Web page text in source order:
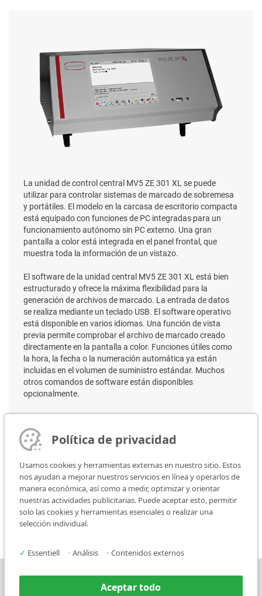
La unidad de control central MV5 ZE 301 XL se puede
utilizar para controlar sistemas de marcado de sobremesa
y portátiles. El modelo en la carcasa de escritorio compacta
está equipado con funciones de PC integradas para un
funcionamiento autónomo sin PC externo. Una gran
pantalla a color está integrada en el panel frontal, que
muestra toda la información de un vistazo.
El software de la unidad central MV5 ZE 301 XL está bien
estructurado y ofrece la máxima flexibilidad para la
generación de archivos de marcado. La entrada de datos
se realiza mediante un teclado USB. El software operativo
está disponible en varios idiomas. Una función de vista
previa permite comprobar el archivo de marcado creado
directamente en la pantalla a color. Funciones útiles como
la hora, la fecha o la numeración automática ya están
incluidas en el volumen de suministro estándar. Muchos
otros comandos de software están disponibles
opcionalmente.
Puede encontrar una lista de los detalles técnicos aquí:
Detalles técnicos
MV5 ZE 401 XL
Prensa Contacto
Política de privacidad
Usamos cookies y herramientas externas en nuestro sitio. Estos
nos ayudan a mejorar nuestros servicios en línea y operarlos de
manera económica, así como a medir, optimizar y orientar
nuestras actividades publicitarias. Puede aceptar esto, permitir
solo las cookies y herramientas esenciales o realizar una
selección individual.
✓ Essentiell • Análisis • Contenidos externos
Aceptar todo